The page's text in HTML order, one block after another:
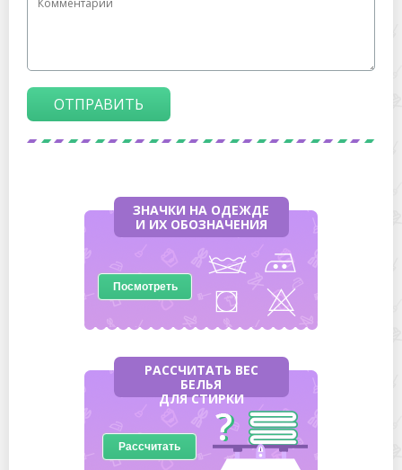
ОТПРАВИТЬ
ЗНАЧКИ НА ОДЕЖДЕ
И ИХ ОБОЗНАЧЕНИЯ
Посмотреть
РАССЧИТАТЬ ВЕС
БЕЛЬЯ
ДЛЯ СТИРКИ
Рассчитать